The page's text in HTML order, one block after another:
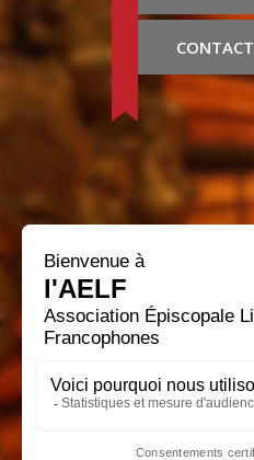
CONTACT